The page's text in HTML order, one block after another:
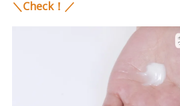
＼Check！／